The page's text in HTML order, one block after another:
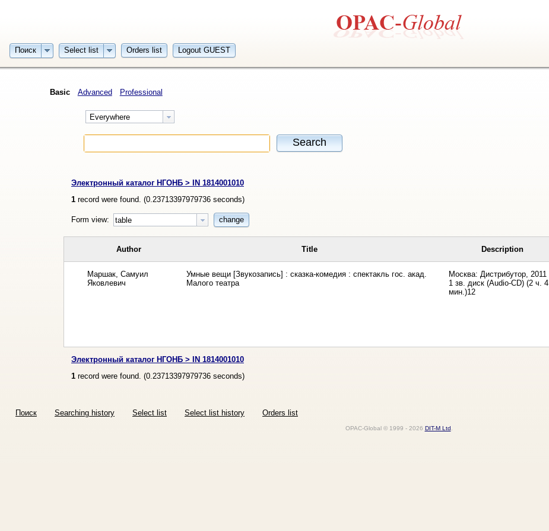
Поиск Select list Orders list Logout GUEST
Basic Advanced Professional
Everywhere
Search
Электронный каталог НГОНБ > IN 1814001010
1record were found. (0.23713397979736seconds)
Form view: table change
Author Title Description
Маршак, Самуил
Яковлевич
Умные вещи [Звукозапись] : сказка-комедия : спектакль гос. акад.
Малого театра
Москва: Дистрибутор, 2011
1 зв. диск (Audio-CD) (2 ч. 4
мин.)12
Электронный каталог НГОНБ > IN 1814001010
1record were found. (0.23713397979736seconds)
Поиск Searching history Select list Select list history Orders list
OPAC-Global © 1999 - 2026 DIT-M Ltd